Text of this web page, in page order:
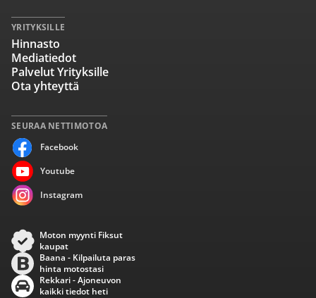
SEURAA NETTIMOTOA
Facebook
Youtube
Instagram
YRITYKSILLE
Hinnasto
Mediatiedot
Palvelut Yrityksille
Ota yhteyttä
Moton myynti Fiksut
kaupat
Baana - Kilpailuta paras
hinta motostasi
Rekkari - Ajoneuvon
kaikki tiedot heti